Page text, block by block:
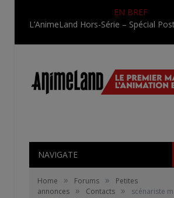
EN BREF
NAVIGATE
Home » Forums »
Petites
annonces
» Contacts »
scénariste